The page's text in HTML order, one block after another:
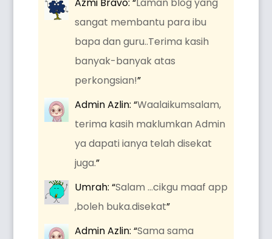
Azmi Bravo: “Laman blog yang
sangat membantu para ibu
bapa dan guru..Terima kasih
banyak-banyak atas
perkongsian!”
Admin Azlin: “Waalaikumsalam,
terima kasih maklumkan Admin
ya dapati ianya telah disekat
juga.”
Umrah: “Salam …cikgu maaf app
,boleh buka.disekat”
Admin Azlin: “Sama sama